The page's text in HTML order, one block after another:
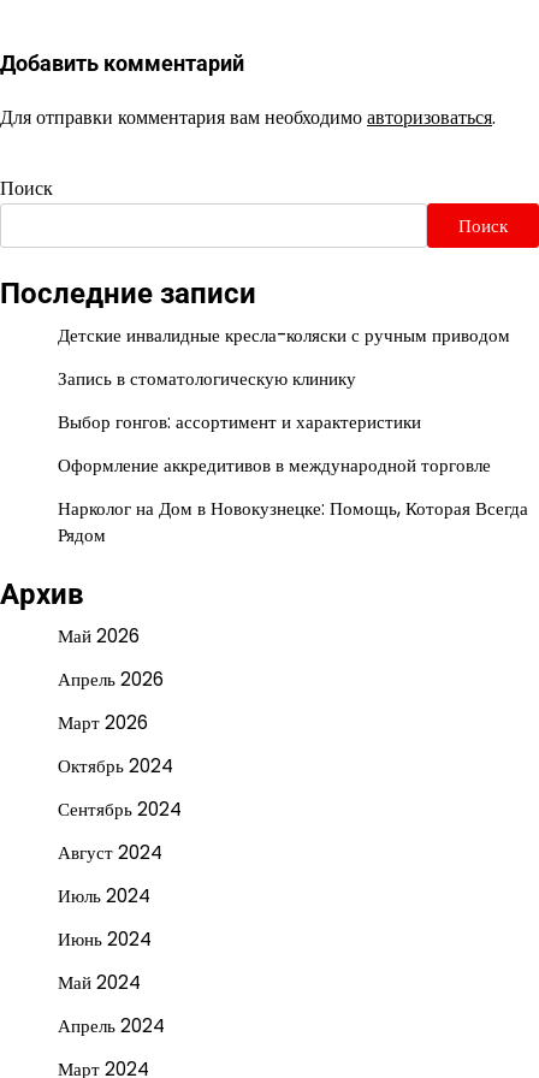
Добавить комментарий
Для отправки комментария вам необходимоавторизоваться.
Поиск
Поиск
Последние записи
Детские инвалидные кресла-коляски с ручным приводом
Запись в стоматологическую клинику
Выбор гонгов: ассортимент и характеристики
Оформление аккредитивов в международной торговле
Нарколог на Дом в Новокузнецке: Помощь, Которая Всегда
Рядом
Архив
Май 2026
Апрель 2026
Март 2026
Октябрь 2024
Сентябрь 2024
Август 2024
Июль 2024
Июнь 2024
Май 2024
Апрель 2024
Март 2024